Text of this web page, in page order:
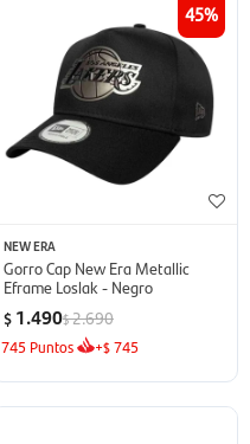
45
NEW ERA
Gorro Cap New Era Metallic
Eframe Loslak - Negro
$ 1.490$2.690
745 Puntos +$745